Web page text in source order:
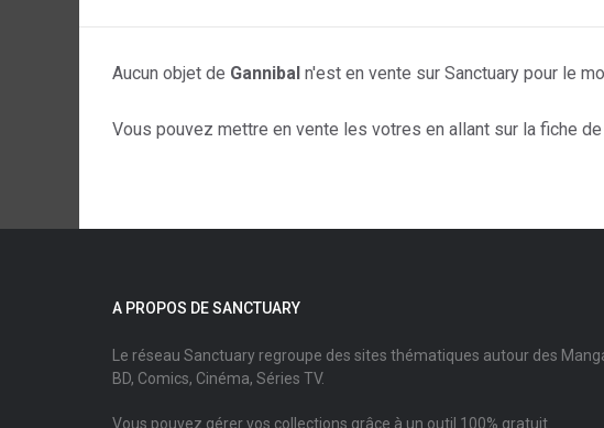
Aucun objet de Gannibal n'est en vente sur Sanctuary pour le
Vous pouvez mettre en vente les votres en allant sur la fiche
A PROPOS DE SANCTUARY
Le réseau Sanctuary regroupe des sites thématiques autour des
BD, Comics, Cinéma, Séries TV.
Vous pouvez gérer vos collections grâce à un outil 100% gratuit.